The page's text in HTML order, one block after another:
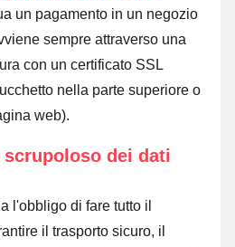
un pagamento in un negozio
sempre attraverso una
con un certificato SSL
nella parte superiore o
web).
scrupoloso dei dati
l'obbligo di fare tutto il
il trasporto sicuro, il